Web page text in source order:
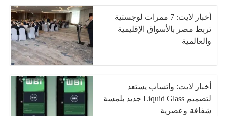
أخبار لايت: 7 ممرات لوجستية
تربط مصر بالأسواق الإقليمية
والعالمية
أخبار لايت: واتساب يستعد
لتصميم Liquid Glass جديد بلمسة
شفافة وعصرية